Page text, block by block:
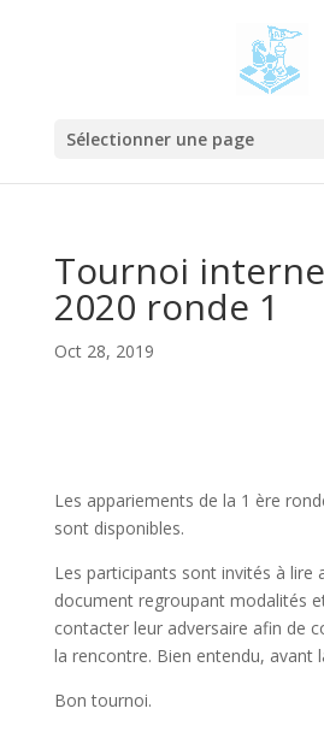
Sélectionner une page
Tournoi
2020 ronde 1
Oct 28, 2019
Les appariements de la 1 ère
sont disponibles.
Les participants sont invités à lire
document regroupant modalités
contacter leur adversaire afin de
la rencontre. Bien entendu, avant
Bon tournoi.